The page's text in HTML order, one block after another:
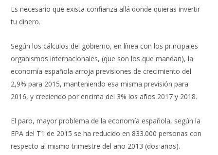
Es necesario que exista confianza allá donde quieras invertir
tu dinero.
Según los cálculos del gobierno, en línea con los principales
organismos internacionales, (que son los que mandan), la
economía española arroja previsiones de crecimiento del
2,9% para 2015, manteniendo esa misma previsión para
2016, y creciendo por encima del 3% los años 2017 y 2018.
El paro, mayor problema de la economía española, según la
EPA del T1 de 2015 se ha reducido en 833.000 personas con
respecto al mismo trimestre del año 2013 (dos años).